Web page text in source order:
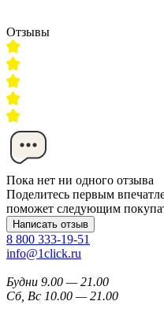
Отзывы
Пока нет ни одного отзыва
Поделитесь первым
поможет следующим
Написать отзыв
8 800 333-19-51
info@1click.ru
Будни 9.00 — 21.00
Сб, Вс 10.00 — 21.00